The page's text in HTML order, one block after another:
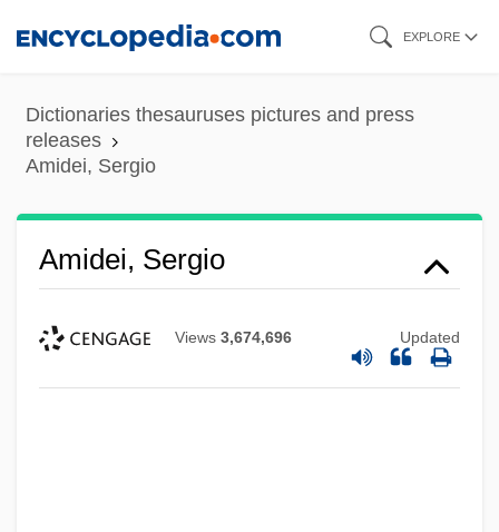
content
EXPLORE
Dictionaries thesauruses pictures and press
releases
Amidei, Sergio
Amidei, Sergio
Views 3,674,696 Updated